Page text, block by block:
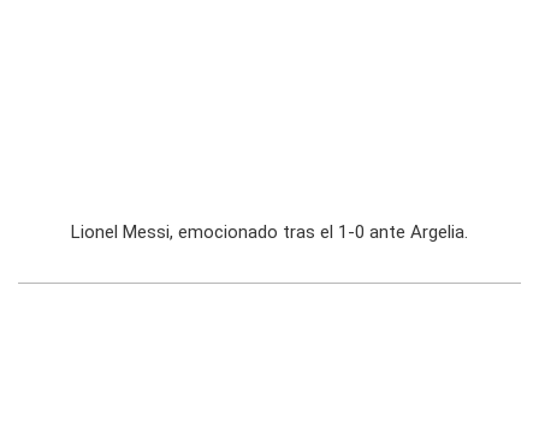
Lionel Messi, emocionado tras el 1-0 ante Argelia.